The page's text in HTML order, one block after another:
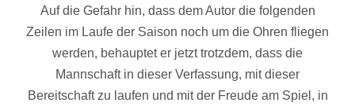
Auf die Gefahr hin, dass dem Autor die folgenden
Zeilen im Laufe der Saison noch um die Ohren fliegen
werden, behauptet er jetzt trotzdem, dass die
Mannschaft in dieser Verfassung, mit dieser
Bereitschaft zu laufen und mit der Freude am Spiel, in